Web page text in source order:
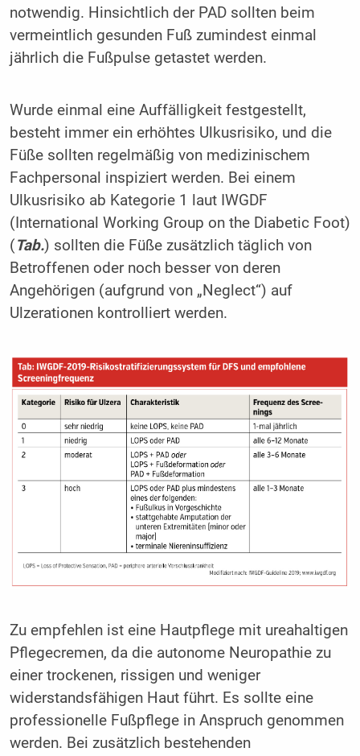
notwendig. Hinsichtlich der PAD sollten beim
vermeintlich gesunden Fuß zumindest einmal
jährlich die Fußpulse getastet werden.
Wurde einmal eine Auffälligkeit festgestellt,
besteht immer ein erhöhtes Ulkusrisiko, und die
Füße sollten regelmäßig von medizinischem
Fachpersonal inspiziert werden. Bei einem
Ulkusrisiko ab Kategorie 1 laut IWGDF
(International Working Group on the Diabetic Foot)
(Tab.) sollten die Füße zusätzlich täglich von
Betroffenen oder noch besser von deren
Angehörigen (aufgrund von „Neglect“) auf
Ulzerationen kontrolliert werden.
Zu empfehlen ist eine Hautpflege mit ureahaltigen
Pflegecremen, da die autonome Neuropathie zu
einer trockenen, rissigen und weniger
widerstandsfähigen Haut führt. Es sollte eine
professionelle Fußpflege in Anspruch genommen
werden. Bei zusätzlich bestehenden